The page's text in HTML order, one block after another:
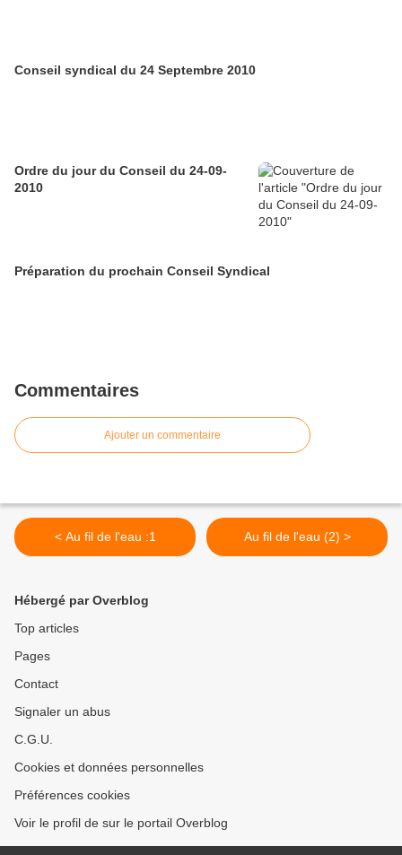
Conseil syndical du 24 Septembre 2010
Ordre du jour du Conseil du 24-09-
2010
Préparation du prochain Conseil Syndical
Commentaires
Ajouter un commentaire
< Au fil de l'eau :1 Au fil de l'eau (2) >
Hébergé par Overblog
Top articles
Pages
Contact
Signaler un abus
C.G.U.
Cookies et données personnelles
Préférences cookies
Voir le profil de sur le portail Overblog